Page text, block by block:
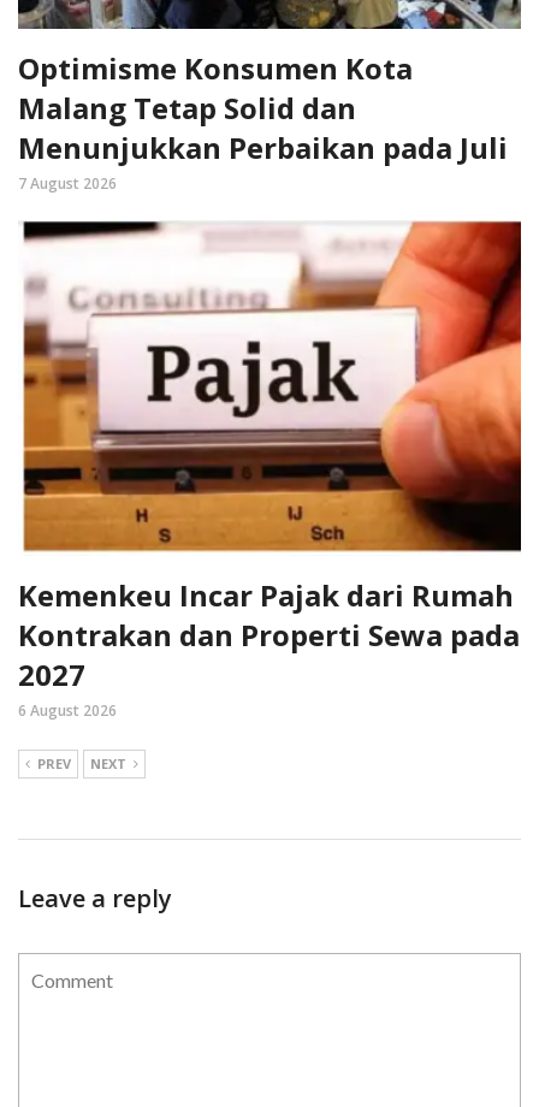
Optimisme Konsumen Kota
Malang Tetap Solid dan
Menunjukkan Perbaikan pada Juli
7 August 2026
Kemenkeu Incar Pajak dari Rumah
Kontrakan dan Properti Sewa pada
2027
6 August 2026
PREV NEXT
Leave a reply